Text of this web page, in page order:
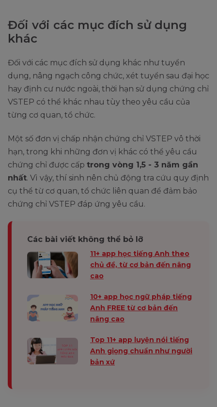
Đối với các mục đích sử dụng
khác
Đối với các mục đích sử dụng khác như tuyển
dụng, nâng ngạch công chức, xét tuyển sau đại học
hay định cư nước ngoài, thời hạn sử dụng chứng chỉ
VSTEP có thể khác nhau tùy theo yêu cầu của
từng cơ quan, tổ chức.
Một số đơn vị chấp nhận chứng chỉ VSTEP vô thời
hạn, trong khi những đơn vị khác có thể yêu cầu
chứng chỉ được cấp trong vòng 1,5 - 3 năm gần
nhất. Vì vậy, thí sinh nên chủ động tra cứu quy định
cụ thể từ cơ quan, tổ chức liên quan để đảm bảo
chứng chỉ VSTEP đáp ứng yêu cầu.
Các bài viết không thể bỏ lỡ
11+ app học tiếng Anh theo
chủ đề, từ cơ bản đến nâng
cao
10+ app học ngữ pháp tiếng
Anh FREE từ cơ bản đến
nâng cao
Top 11+ app luyện nói tiếng
Anh giọng chuẩn như người
bản xứ